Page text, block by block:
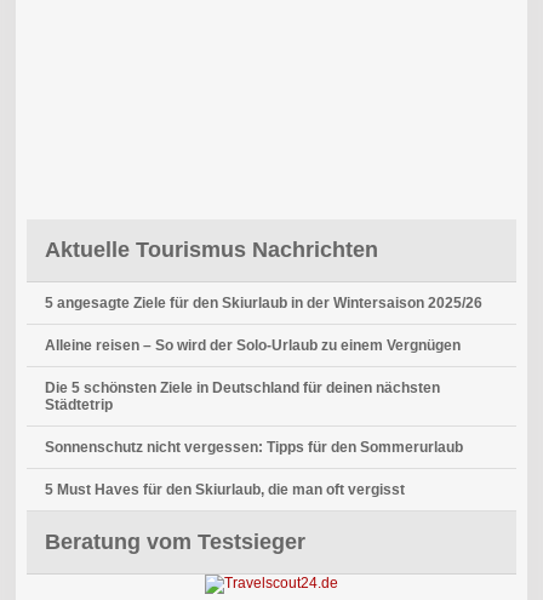
Aktuelle Tourismus Nachrichten
5 angesagte Ziele für den Skiurlaub in der Wintersaison 2025/26
Alleine reisen – So wird der Solo-Urlaub zu einem Vergnügen
Die 5 schönsten Ziele in Deutschland für deinen nächsten
Städtetrip
Sonnenschutz nicht vergessen: Tipps für den Sommerurlaub
5 Must Haves für den Skiurlaub, die man oft vergisst
Beratung vom Testsieger